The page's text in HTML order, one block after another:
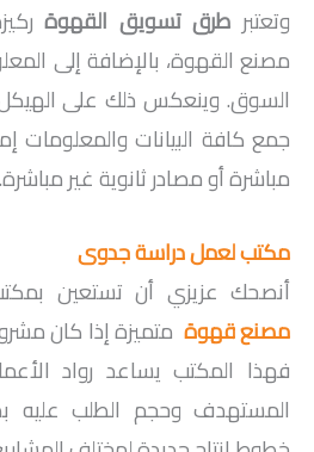
وتعتبر طرق تسويق القهوة
مصنع القهوة، بالإضافة إلى
السوق. وينعكس ذلك على الهيكل
جمع كافة البيانات والمعلومات
مباشرة أو مصادر ثانوية غير مباشرة.
مكتب لعمل دراسة جدوى
أنصحك عزيزي أن تستعين
مصنع قهوة متميزة إذا كان
فهذا المكتب يساعد رواد
المستهدف وحجم الطلب عليه